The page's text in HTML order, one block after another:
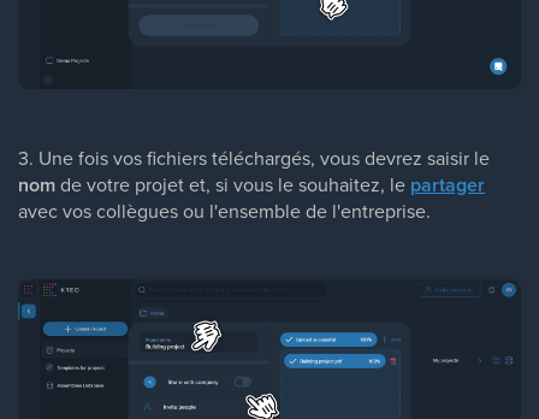
3. Une fois vos fichiers téléchargés, vous devrez saisir le
nomde votre projet et, si vous le souhaitez, le partager
avec vos collègues ou l'ensemble de l'entreprise.